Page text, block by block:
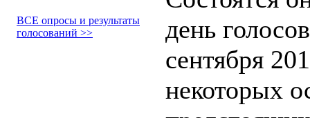
ВСЕ опросы и результаты
голосований >>
день
сентября
некоторых